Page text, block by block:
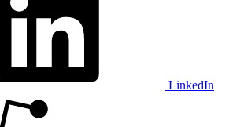
LinkedIn